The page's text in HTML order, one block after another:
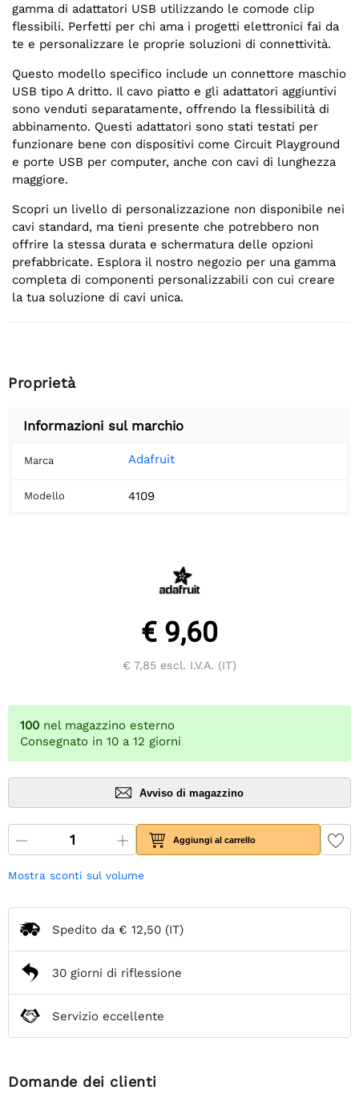
gamma di adattatori USB utilizzando le comode clip
flessibili. Perfetti per chi ama i progetti elettronici fai da
te e personalizzare le proprie soluzioni di connettività.
Questo modello specifico include un connettore maschio
USB tipo A dritto. Il cavo piatto e gli adattatori aggiuntivi
sono venduti separatamente, offrendo la flessibilità di
abbinamento. Questi adattatori sono stati testati per
funzionare bene con dispositivi come Circuit Playground
e porte USB per computer, anche con cavi di lunghezza
maggiore.
Scopri un livello di personalizzazione non disponibile nei
cavi standard, ma tieni presente che potrebbero non
offrire la stessa durata e schermatura delle opzioni
prefabbricate. Esplora il nostro negozio per una gamma
completa di componenti personalizzabili con cui creare
la tua soluzione di cavi unica.
Proprietà
Informazioni sul marchio
Marca Adafruit
Modello 4109
€ 9,60
€ 7,85 escl. I.V.A. (IT)
100 nel magazzino esterno
Consegnato in 10 a 12 giorni
Avviso di magazzino
Aggiungi al carrello
Mostra sconti sul volume
Spedito da € 12,50 (IT)
30 giorni di riflessione
Servizio eccellente
Domande dei clienti